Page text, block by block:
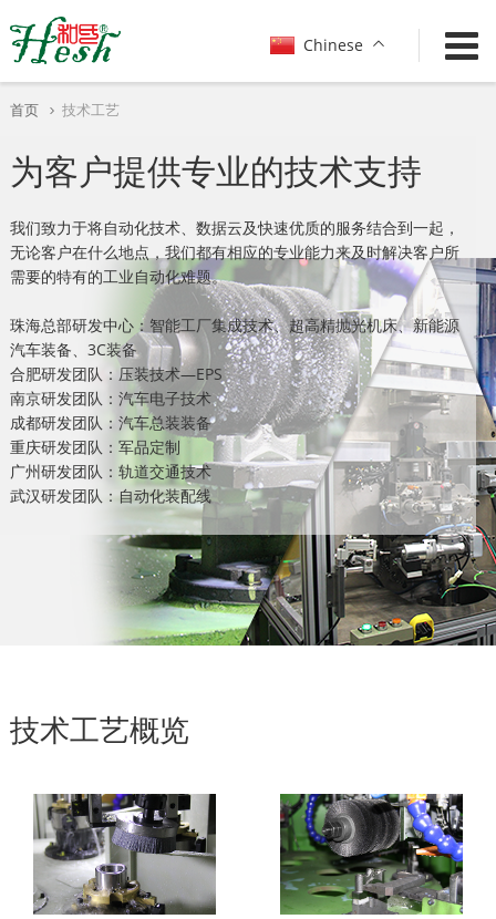
Chinese
首页 技术工艺
为客户提供专业的技术支持
我们致力于将自动化技术、数据云及快速优质的服务结合到一起，
无论客户在什么地点，我们都有相应的专业能力来及时解决客户所
需要的特有的工业自动化难题。
珠海总部研发中心：智能工厂集成技术、超高精抛光机床、新能源
汽车装备、3C装备
合肥研发团队：压装技术—EPS
南京研发团队：汽车电子技术
成都研发团队：汽车总装装备
重庆研发团队：军品定制
广州研发团队：轨道交通技术
武汉研发团队：自动化装配线
技术工艺概览